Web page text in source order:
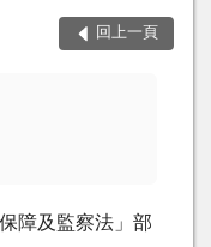
回上一頁
障及監察法」部